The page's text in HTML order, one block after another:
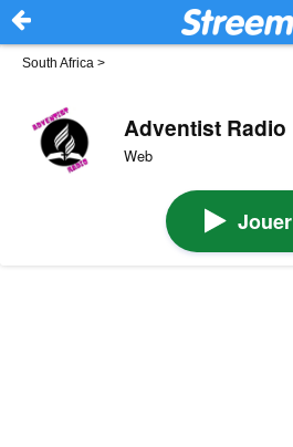
South Africa >
Adventist Radio
Web
Jouer